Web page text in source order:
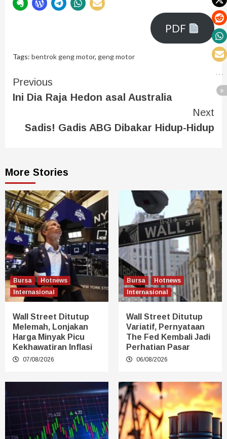
PDF
Tags: bentrok geng motor, geng motor
Previous
Ini Dia Raja Hedon asal Australia
Next
Sadis! Gadis ABG Dibakar Hidup-Hidup
More Stories
Bursa
Hotnews
Internasional
Wall Street Ditutup
Melemah, Lonjakan
Harga Minyak Picu
Kekhawatiran Inflasi
07/08/2026
Bursa
Hotnews
Internasional
Wall Street Ditutup
Variatif, Pernyataan
The Fed Kembali Jadi
Perhatian Pasar
06/08/2026